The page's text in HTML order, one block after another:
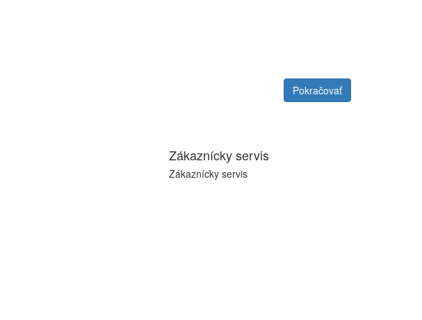
Pokračovať
Zákaznícky servis
Zákaznícky servis